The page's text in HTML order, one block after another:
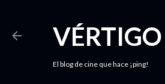
VÉRTIGO
El blog de cine que hace ¡ping!